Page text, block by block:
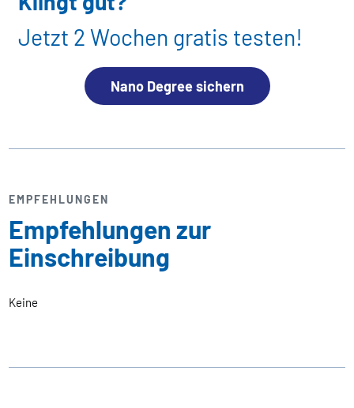
Jetzt 2 Wochen gratis testen!
Nano Degree sichern
EMPFEHLUNGEN
Empfehlungen zur
Einschreibung
Keine